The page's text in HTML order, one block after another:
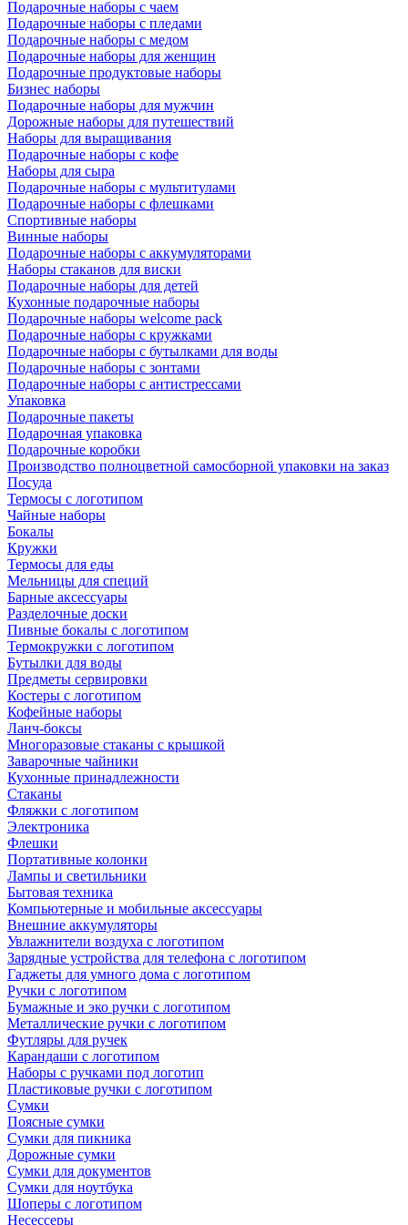
Подарочные наборы с чаем
Подарочные наборы с пледами
Подарочные наборы с медом
Подарочные наборы для женщин
Подарочные продуктовые наборы
Бизнес наборы
Подарочные наборы для мужчин
Дорожные наборы для путешествий
Наборы для выращивания
Подарочные наборы с кофе
Наборы для сыра
Подарочные наборы с мультитулами
Подарочные наборы с флешками
Спортивные наборы
Винные наборы
Подарочные наборы с аккумуляторами
Наборы стаканов для виски
Подарочные наборы для детей
Кухонные подарочные наборы
Подарочные наборы welcome pack
Подарочные наборы с кружками
Подарочные наборы с бутылками для воды
Подарочные наборы с зонтами
Подарочные наборы с антистрессами
Упаковка
Подарочные пакеты
Подарочная упаковка
Подарочные коробки
Производство полноцветной самосборной упаковки на заказ
Посуда
Термосы с логотипом
Чайные наборы
Бокалы
Кружки
Термосы для еды
Мельницы для специй
Барные аксессуары
Разделочные доски
Пивные бокалы с логотипом
Термокружки с логотипом
Бутылки для воды
Предметы сервировки
Костеры с логотипом
Кофейные наборы
Ланч-боксы
Многоразовые стаканы с крышкой
Заварочные чайники
Кухонные принадлежности
Стаканы
Фляжки с логотипом
Электроника
Флешки
Портативные колонки
Лампы и светильники
Бытовая техника
Компьютерные и мобильные аксессуары
Внешние аккумуляторы
Увлажнители воздуха с логотипом
Зарядные устройства для телефона с логотипом
Гаджеты для умного дома с логотипом
Ручки с логотипом
Бумажные и эко ручки с логотипом
Металлические ручки с логотипом
Футляры для ручек
Карандаши с логотипом
Наборы с ручками под логотип
Пластиковые ручки с логотипом
Сумки
Поясные сумки
Сумки для пикника
Дорожные сумки
Сумки для документов
Сумки для ноутбука
Шоперы с логотипом
Несессеры